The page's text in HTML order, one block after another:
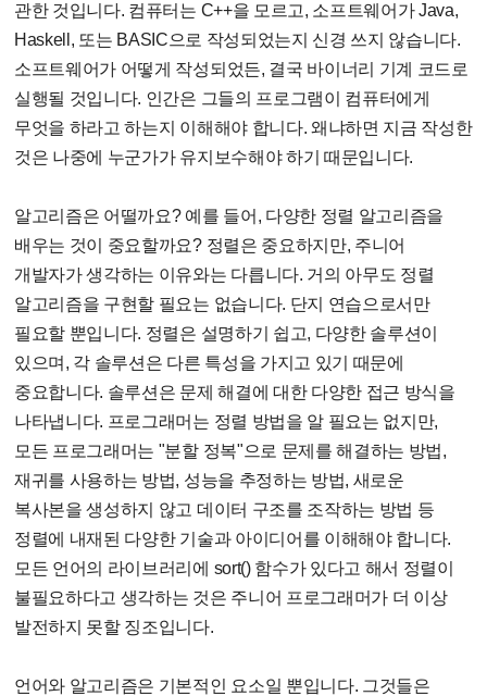
관한 것입니다. 컴퓨터는 C++을 모르고, 소프트웨어가 Java,
Haskell, 또는 BASIC으로 작성되었는지 신경 쓰지 않습니다.
소프트웨어가 어떻게 작성되었든, 결국 바이너리 기계 코드로
실행될 것입니다. 인간은 그들의 프로그램이 컴퓨터에게
무엇을 하라고 하는지 이해해야 합니다. 왜냐하면 지금 작성한
것은 나중에 누군가가 유지보수해야 하기 때문입니다.
알고리즘은 어떨까요? 예를 들어, 다양한 정렬 알고리즘을
배우는 것이 중요할까요? 정렬은 중요하지만, 주니어
개발자가 생각하는 이유와는 다릅니다. 거의 아무도 정렬
알고리즘을 구현할 필요는 없습니다. 단지 연습으로서만
필요할 뿐입니다. 정렬은 설명하기 쉽고, 다양한 솔루션이
있으며, 각 솔루션은 다른 특성을 가지고 있기 때문에
중요합니다. 솔루션은 문제 해결에 대한 다양한 접근 방식을
나타냅니다. 프로그래머는 정렬 방법을 알 필요는 없지만,
모든 프로그래머는 "분할 정복"으로 문제를 해결하는 방법,
재귀를 사용하는 방법, 성능을 추정하는 방법, 새로운
복사본을 생성하지 않고 데이터 구조를 조작하는 방법 등
정렬에 내재된 다양한 기술과 아이디어를 이해해야 합니다.
모든 언어의 라이브러리에 sort() 함수가 있다고 해서 정렬이
불필요하다고 생각하는 것은 주니어 프로그래머가 더 이상
발전하지 못할 징조입니다.
언어와 알고리즘은 기본적인 요소일 뿐입니다. 그것들은